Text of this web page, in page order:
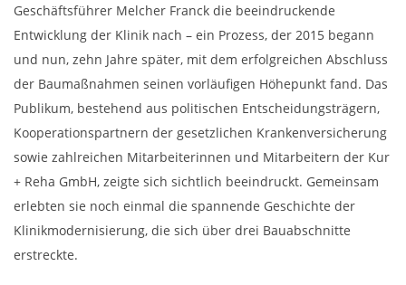
Geschäftsführer Melcher Franck die beeindruckende
Entwicklung der Klinik nach – ein Prozess, der 2015 begann
und nun, zehn Jahre später, mit dem erfolgreichen Abschluss
der Baumaßnahmen seinen vorläufigen Höhepunkt fand. Das
Publikum, bestehend aus politischen Entscheidungsträgern,
Kooperationspartnern der gesetzlichen Krankenversicherung
sowie zahlreichen Mitarbeiterinnen und Mitarbeitern der Kur
+ Reha GmbH, zeigte sich sichtlich beeindruckt. Gemeinsam
erlebten sie noch einmal die spannende Geschichte der
Klinikmodernisierung, die sich über drei Bauabschnitte
erstreckte.